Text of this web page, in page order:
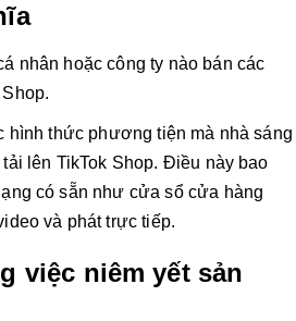
nhân hoặc công ty nào bán các
hình thức phương tiện mà nhà sáng
lên TikTok Shop. Điều này bao
có sẵn như cửa sổ cửa hàng
và phát trực tiếp.
việc niêm yết sản